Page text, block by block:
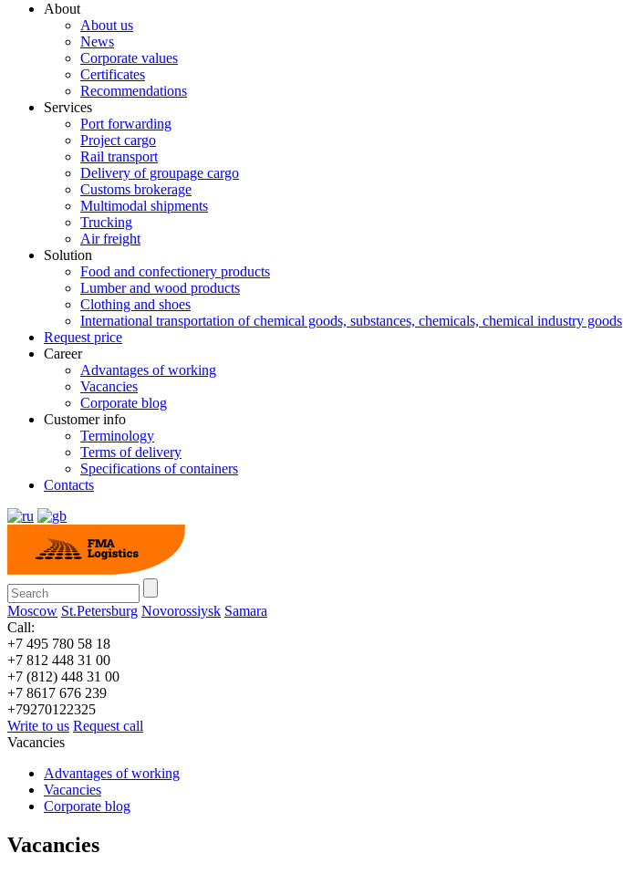
About
About us
News
Corporate values
Certificates
Recommendations
Services
Port forwarding
Project cargo
Rail transport
Delivery of groupage cargo
Сustoms brokerage
Multimodal shipments
Trucking
Air freight
Solution
Food and confectionery products
Lumber and wood products
Clothing and shoes
International transportation of chemical goods, substances, chemicals, chemical industry goods
Request price
Career
Advantages of working
Vacancies
Corporate blog
Customer info
Terminology
Terms of delivery
Specifications of containers
Contacts
Moscow St.Petersburg Novorossiysk Samara
Call:
+7 495 780 58 18
+7 812 448 31 00
+7 (812) 448 31 00
+7 8617 676 239
+79270122325
Write to us Request call
Vacancies
Advantages of working
Vacancies
Corporate blog
Vacancies